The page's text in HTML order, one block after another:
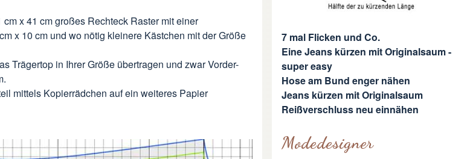
x 41 cm großes Rechteck Raster mit einer
x 10 cm und wo nötig kleinere Kästchen mit der Größe
Trägertop in Ihrer Größe übertragen und zwar Vorder-
mittels Kopierrädchen auf ein weiteres Papier
7 mal Flicken und Co.
Eine Jeans kürzen mit Originalsaum -
super easy
Hose am Bund enger nähen
Jeans kürzen mit Originalsaum
Reißverschluss neu einnähen
Modedesigner